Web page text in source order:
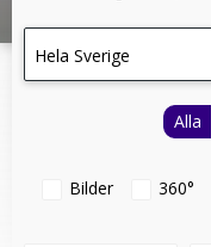
Hela Sverige
Alla
Bilder 360°